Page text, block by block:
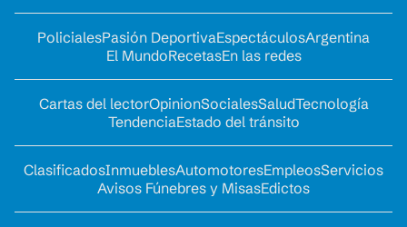
PolicialesPasión DeportivaEspectáculosArgentina
El MundoRecetasEn las redes
Cartas del lectorOpinionSocialesSaludTecnología
TendenciaEstado del tránsito
ClasificadosInmueblesAutomotoresEmpleosServicios
Avisos Fúnebres y MisasEdictos